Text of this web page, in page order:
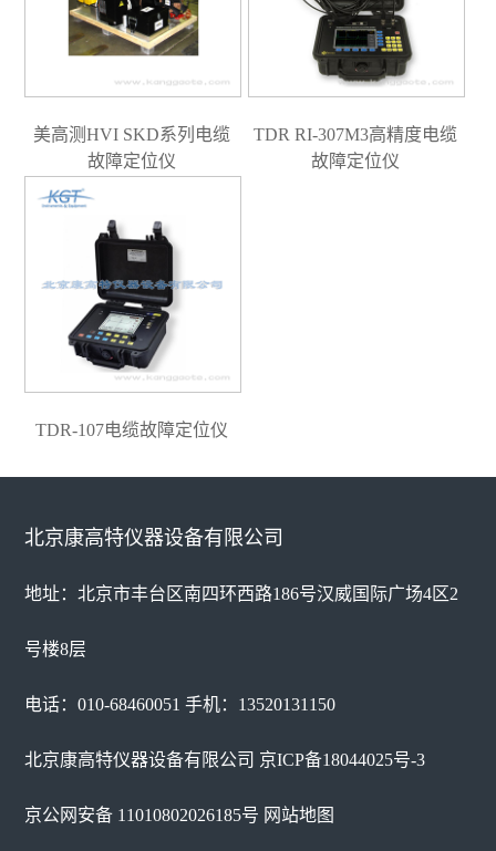
美高测HVI SKD系列电缆
故障定位仪
TDR RI-307M3高精度电缆
故障定位仪
TDR-107电缆故障定位仪
北京康高特仪器设备有限公司
地址：北京市丰台区南四环西路186号汉威国际广场4区2
号楼8层
电话：010-68460051 手机：13520131150
北京康高特仪器设备有限公司 京ICP备18044025号-3
京公网安备 11010802026185号 网站地图